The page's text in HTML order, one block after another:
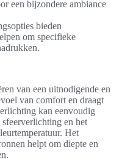
een bijzondere ambiance
bieden
om specifieke
van een uitnodigende en
van comfort en draagt
kan eenvoudig
en het
Het
helpt om diepte en